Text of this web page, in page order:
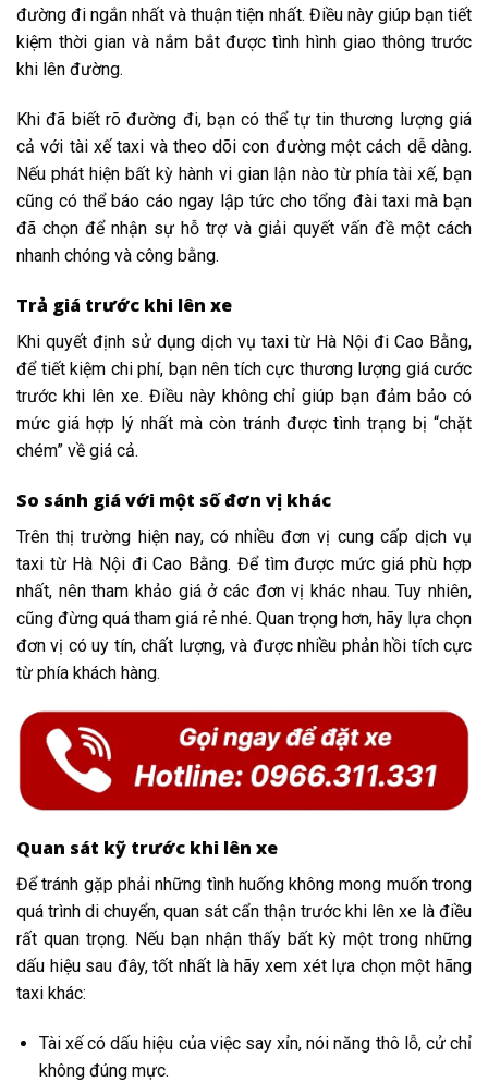
đường đi ngắn nhất và thuận tiện nhất. Điều này giúp bạn tiết
kiệm thời gian và nắm bắt được tình hình giao thông trước
khi lên đường.
Khi đã biết rõ đường đi, bạn có thể tự tin thương lượng giá
cả với tài xế taxi và theo dõi con đường một cách dễ dàng.
Nếu phát hiện bất kỳ hành vi gian lận nào từ phía tài xế, bạn
cũng có thể báo cáo ngay lập tức cho tổng đài taxi mà bạn
đã chọn để nhận sự hỗ trợ và giải quyết vấn đề một cách
nhanh chóng và công bằng.
Trả giá trước khi lên xe
Khi quyết định sử dụng dịch vụ taxi từ Hà Nội đi Cao Bằng,
để tiết kiệm chi phí, bạn nên tích cực thương lượng giá cước
trước khi lên xe. Điều này không chỉ giúp bạn đảm bảo có
mức giá hợp lý nhất mà còn tránh được tình trạng bị “chặt
chém” về giá cả.
So sánh giá với một số đơn vị khác
Trên thị trường hiện nay, có nhiều đơn vị cung cấp dịch vụ
taxi từ Hà Nội đi Cao Bằng. Để tìm được mức giá phù hợp
nhất, nên tham khảo giá ở các đơn vị khác nhau. Tuy nhiên,
cũng đừng quá tham giá rẻ nhé. Quan trọng hơn, hãy lựa chọn
đơn vị có uy tín, chất lượng, và được nhiều phản hồi tích cực
từ phía khách hàng.
Quan sát kỹ trước khi lên xe
Để tránh gặp phải những tình huống không mong muốn trong
quá trình di chuyển, quan sát cẩn thận trước khi lên xe là điều
rất quan trọng. Nếu bạn nhận thấy bất kỳ một trong những
dấu hiệu sau đây, tốt nhất là hãy xem xét lựa chọn một hãng
taxi khác:
Tài xế có dấu hiệu của việc say xỉn, nói năng thô lỗ, cử chỉ
không đúng mực.